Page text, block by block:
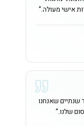
אישי מעולה.”
שנתיים שאנחנו
שלנו.”